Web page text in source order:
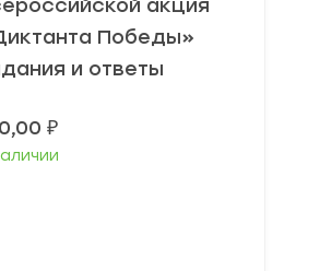
акция
Победы»
и ответы
₽